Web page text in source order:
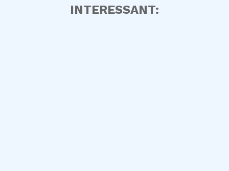
INTERESSANT: